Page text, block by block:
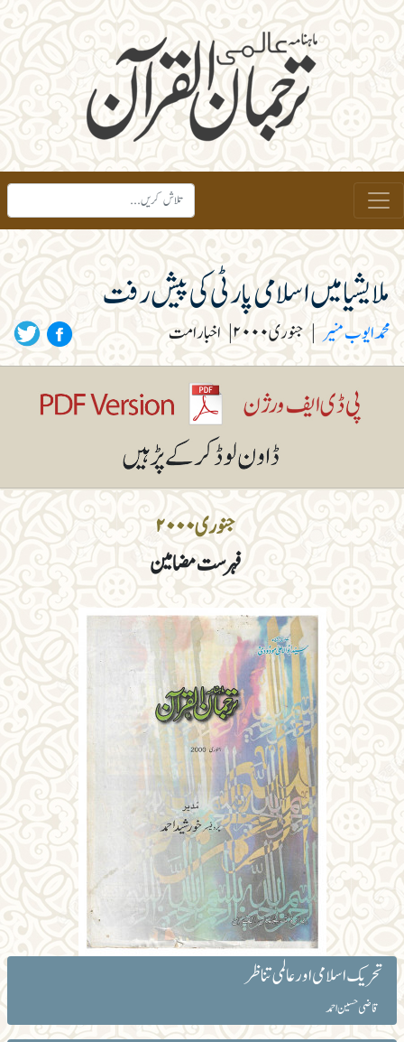
جنوری ۲۰۰۰
فہرست مضامین
ملایشیا میں اسلامی پارٹی کی پیش رفت
محمد ایوب منیر | جنوری ۲۰۰۰ | اخبار امت
تحریک اسلامی اور عالمی تناظر
قاضی حسین احمد